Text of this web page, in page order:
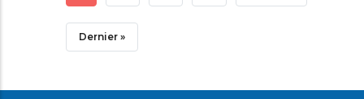
Courante
Dernière
Dernier »